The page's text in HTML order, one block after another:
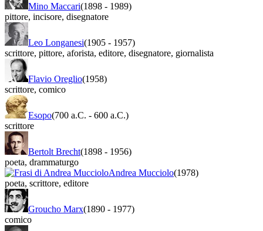
Mino Maccari(1898 - 1989)
pittore, incisore, disegnatore
Leo Longanesi(1905 - 1957)
scrittore, pittore, aforista, editore, disegnatore, giornalista
Flavio Oreglio(1958)
scrittore, comico
Esopo(700 a.C. - 600 a.C.)
scrittore
Bertolt Brecht(1898 - 1956)
poeta, drammaturgo
Andrea Mucciolo(1978)
poeta, scrittore, editore
Groucho Marx(1890 - 1977)
comico